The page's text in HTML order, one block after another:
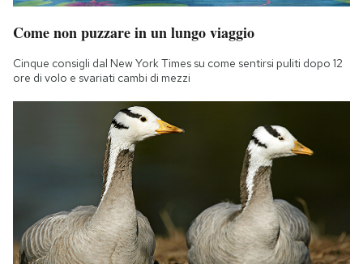
Come non puzzare in un lungo viaggio
Cinque consigli dal New York Times su come sentirsi puliti dopo 12
ore di volo e svariati cambi di mezzi